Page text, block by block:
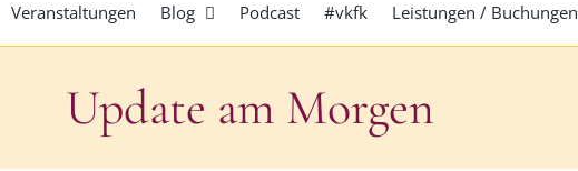
Veranstaltungen Blog Podcast #vkfk Leistungen / Buchungen
Update am Morgen